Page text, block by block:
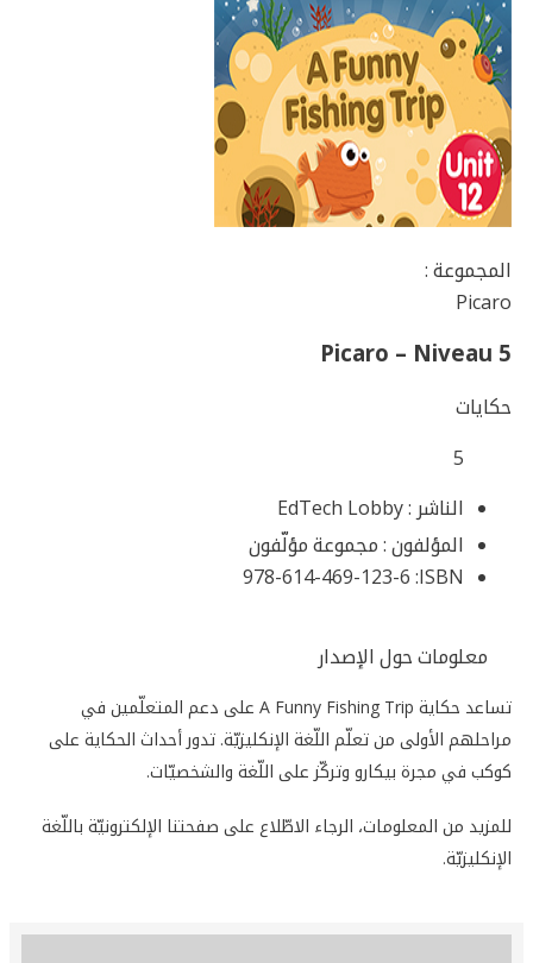
المجموعة :
Picaro
Picaro – Niveau 5
حكايات
5
الناشر :EdTech Lobby
المؤلفون : مجموعة مؤلّفون
ISBN:
978-614-469-123-6
معلومات حول الإصدار
تساعد حكاية A Funny Fishing Trip على دعم المتعلّمين في
مراحلهم الأولى من تعلّم اللّغة الإنكليزيّة. تدور أحداث الحكاية على
كوكب في مجرة بيكارو وتركّز على اللّغة والشخصيّات.
للمزيد من المعلومات، الرجاء الاطّلاع على صفحتنا الإلكترونيّة باللّغة
الإنكليزيّة.